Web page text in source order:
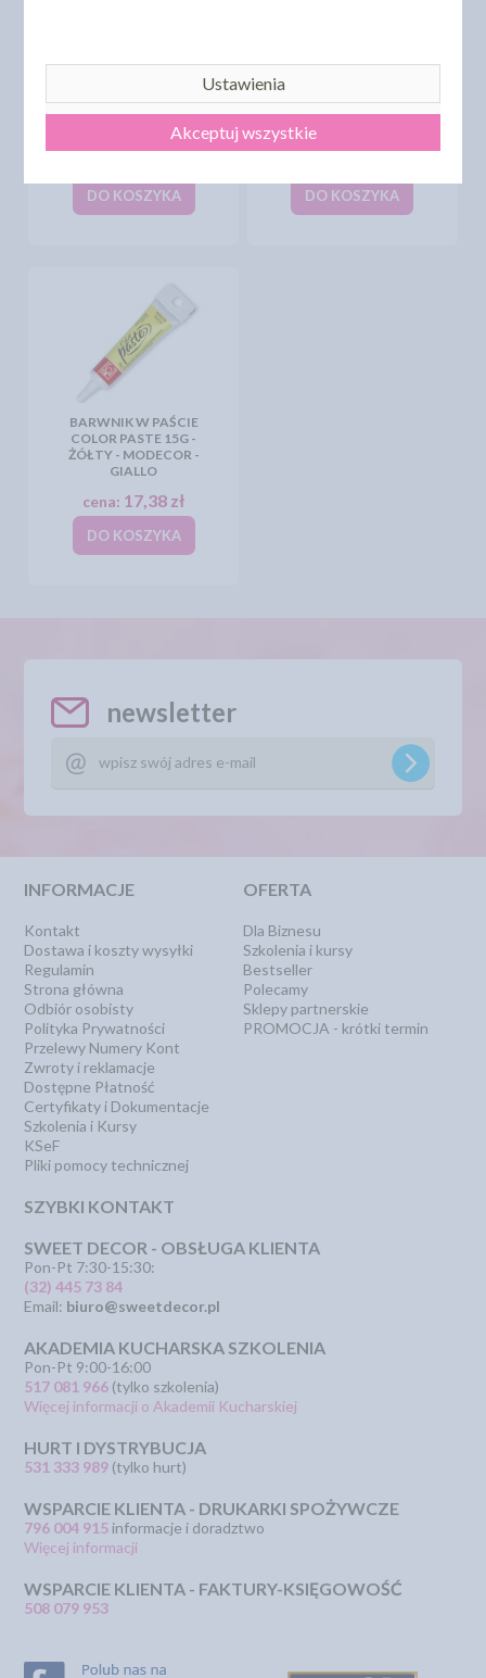
COLOR PASTE 15G -
RÓŻOWY - MODECOR -
DO KOSZYKA
COLOR PASTE 15G -
ZIELONY - MODECOR -
DO KOSZYKA
BARWNIK W PAŚCIE
COLOR PASTE 15G -
ŻÓŁTY - MODECOR -
GIALLO
cena: 17,38 zł
DO KOSZYKA
newsletter
INFORMACJE
Kontakt
Dostawa i koszty wysyłki
Regulamin
Strona główna
Odbiór osobisty
Polityka Prywatności
Przelewy Numery Kont
Zwroty i reklamacje
Dostępne Płatność
Certyfikaty i Dokumentacje
Szkolenia i Kursy
KSeF
Pliki pomocy technicznej
OFERTA
Dla Biznesu
Szkolenia i kursy
Bestseller
Polecamy
Sklepy partnerskie
PROMOCJA - krótki termin
SZYBKI KONTAKT
SWEET DECOR - OBSŁUGA KLIENTA
Pon-Pt 7:30-15:30:
(32) 445 73 84
Email: biuro@sweetdecor.pl
AKADEMIA KUCHARSKA SZKOLENIA
Pon-Pt 9:00-16:00
517 081 966 (tylko szkolenia)
Więcej informacji o Akademii Kucharskiej
HURT I DYSTRYBUCJA
531 333 989 (tylko hurt)
WSPARCIE KLIENTA - DRUKARKI SPOŻYWCZE
796 004 915 informacje i doradztwo
Więcej informacji
WSPARCIE KLIENTA - FAKTURY-KSIĘGOWOŚĆ
508 079 953
Ustawienia
Akceptuj wszystkie